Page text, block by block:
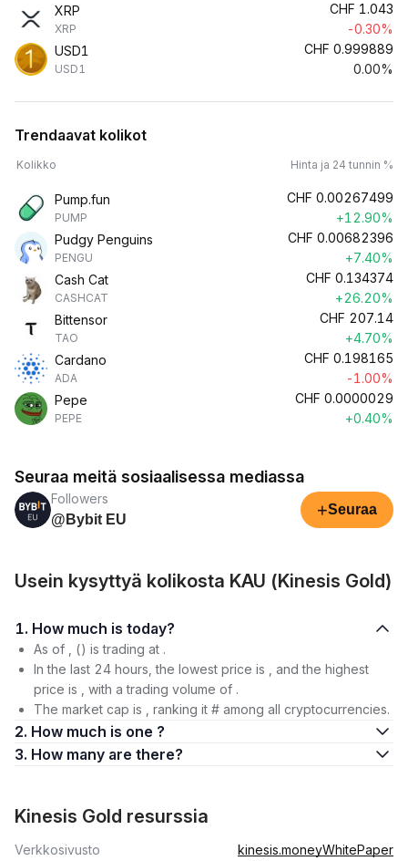
XRP
XRP
CHF 1.043
-0.30%
USD1
USD1
CHF 0.999889
0.00%
Trendaavat kolikot
Kolikko Hinta ja 24 tunnin %
Pump.fun
PUMP
CHF 0.00267499
+12.90%
Pudgy Penguins
PENGU
CHF 0.00682396
+7.40%
Cash Cat
CASHCAT
CHF 0.134374
+26.20%
Bittensor
TAO
CHF 207.14
+4.70%
Cardano
ADA
CHF 0.198165
-1.00%
Pepe
PEPE
CHF 0.0000029
+0.40%
Seuraa meitä sosiaalisessa mediassa
Followers
@Bybit EU
+Seuraa
Usein kysyttyä kolikosta KAU (Kinesis Gold)
1. How much is today?
As of , () is trading at .
In the last 24 hours, the lowest price is , and the highest
price is , with a trading volume of .
The market cap is , ranking it # among all cryptocurrencies.
2. How much is one ?
3. How many are there?
Kinesis Gold resurssia
Verkkosivusto kinesis.moneyWhitePaper